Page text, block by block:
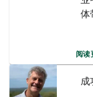
体
阅读
成